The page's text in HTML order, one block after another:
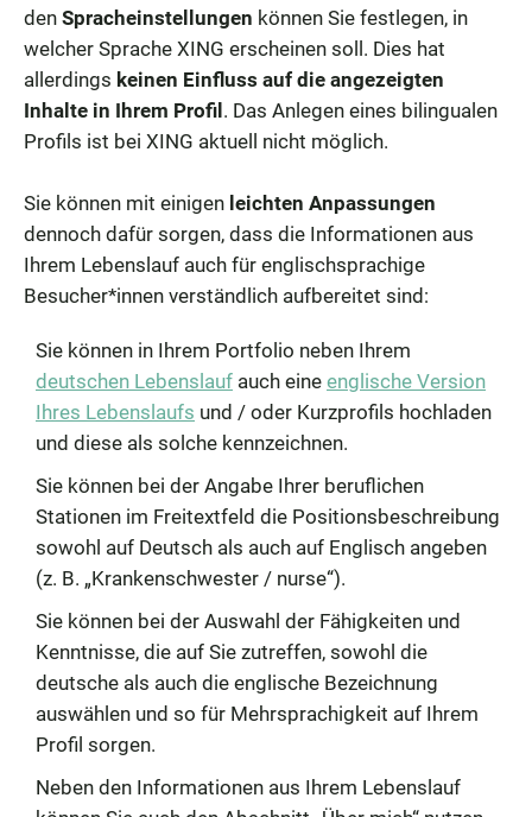
den Spracheinstellungen können Sie festlegen, in
welcher Sprache XING erscheinen soll. Dies hat
allerdings keinen Einfluss auf die angezeigten
Inhalte in Ihrem Profil. Das Anlegen eines bilingualen
Profils ist bei XING aktuell nicht möglich.
Sie können mit einigen leichten Anpassungen
dennoch dafür sorgen, dass die Informationen aus
Ihrem Lebenslauf auch für englischsprachige
Besucher*innen verständlich aufbereitet sind:
Sie können in Ihrem Portfolio neben Ihrem
deutschen Lebenslauf auch eine englische Version
Ihres Lebenslaufs und / oder Kurzprofils hochladen
und diese als solche kennzeichnen.
Sie können bei der Angabe Ihrer beruflichen
Stationen im Freitextfeld die Positionsbeschreibung
sowohl auf Deutsch als auch auf Englisch angeben
(z. B. „Krankenschwester / nurse“).
Sie können bei der Auswahl der Fähigkeiten und
Kenntnisse, die auf Sie zutreffen, sowohl die
deutsche als auch die englische Bezeichnung
auswählen und so für Mehrsprachigkeit auf Ihrem
Profil sorgen.
Neben den Informationen aus Ihrem Lebenslauf